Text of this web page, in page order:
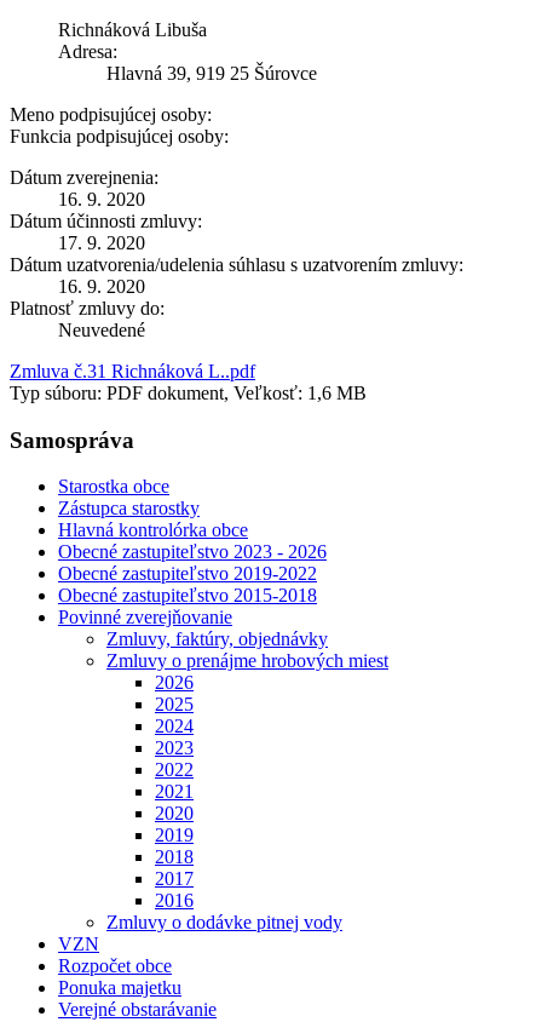
Richnáková Libuša
Adresa:
Hlavná 39, 919 25 Šúrovce
Meno podpisujúcej osoby:
Funkcia podpisujúcej osoby:
Dátum zverejnenia:
16. 9. 2020
Dátum účinnosti zmluvy:
17. 9. 2020
Dátum uzatvorenia/udelenia súhlasu s uzatvorením zmluvy:
16. 9. 2020
Platnosť zmluvy do:
Neuvedené
Zmluva č.31 Richnáková L..pdf
Typ súboru: PDF dokument, Veľkosť: 1,6 MB
Samospráva
Starostka obce
Zástupca starostky
Hlavná kontrolórka obce
Obecné zastupiteľstvo 2023 - 2026
Obecné zastupiteľstvo 2019-2022
Obecné zastupiteľstvo 2015-2018
Povinné zverejňovanie
Zmluvy, faktúry, objednávky
Zmluvy o prenájme hrobových miest
2026
2025
2024
2023
2022
2021
2020
2019
2018
2017
2016
Zmluvy o dodávke pitnej vody
VZN
Rozpočet obce
Ponuka majetku
Verejné obstarávanie